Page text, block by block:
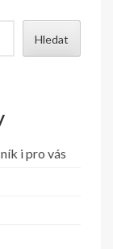
Hledat
i pro vás